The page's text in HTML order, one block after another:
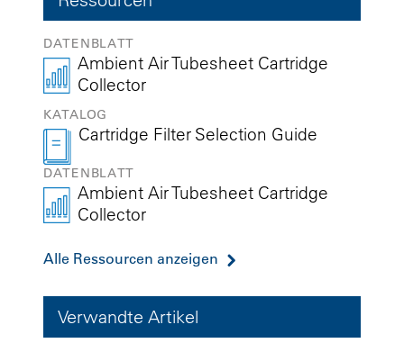
DATENBLATT
Ambient Air Tubesheet Cartridge
Collector
KATALOG
Cartridge Filter Selection Guide
DATENBLATT
Ambient Air Tubesheet Cartridge
Collector
Alle Ressourcen anzeigen
Verwandte Artikel